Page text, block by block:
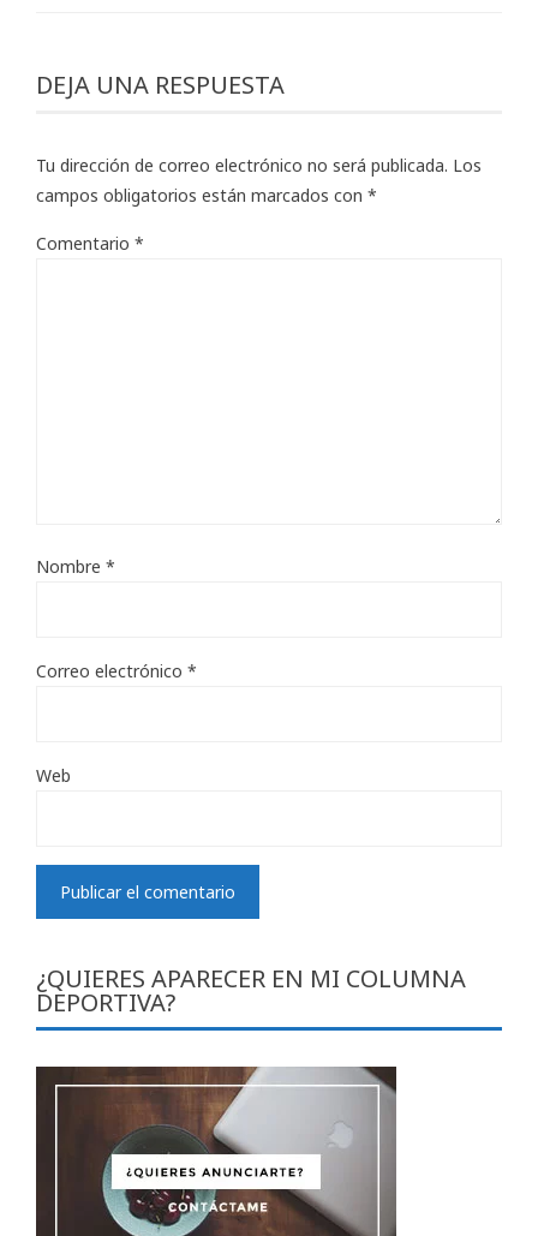
DEJA UNA RESPUESTA
Tu dirección de correo electrónico no será publicada. Los
campos obligatorios están marcados con *
Comentario *
Nombre *
Correo electrónico *
Web
¿QUIERES APARECER EN MI COLUMNA
DEPORTIVA?